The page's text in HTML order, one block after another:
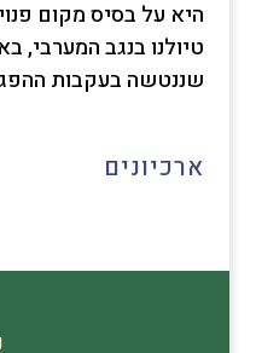
היא על בסיס מקום
טיולנו בנגב המערבי,
שננטשה בעקבות
ארכיונים